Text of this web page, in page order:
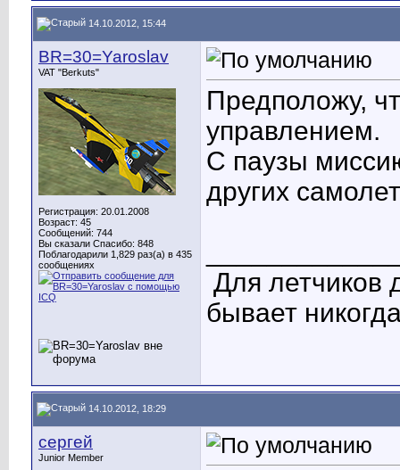
14.10.2012, 15:44
BR=30=Yaroslav
VAT "Berkuts"
Регистрация: 20.01.2008
Возраст: 45
Сообщений: 744
Вы сказали Спасибо: 848
Поблагодарили 1,829 раз(а) в 435
сообщениях
Предположу,
управлением.
С паузы
других
Для летчиков
бывает
14.10.2012, 18:29
сергей
Junior Member